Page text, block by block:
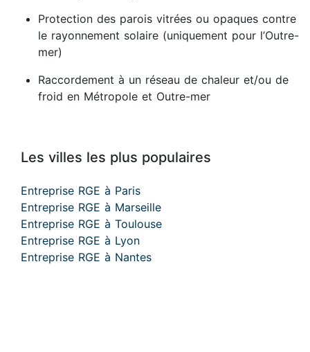
Protection des parois vitrées ou opaques contre
le rayonnement solaire (uniquement pour l’Outre-
mer)
Raccordement à un réseau de chaleur et/ou de
froid en Métropole et Outre-mer
Les villes les plus populaires
Entreprise RGE à Paris
Entreprise RGE à Marseille
Entreprise RGE à Toulouse
Entreprise RGE à Lyon
Entreprise RGE à Nantes